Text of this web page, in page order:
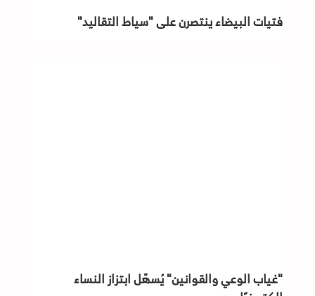
فتيات البيضاء ينتصرن على "سياط التقاليد"
"غياب الوعي والقوانين" يُسهّل ابتزاز النساء